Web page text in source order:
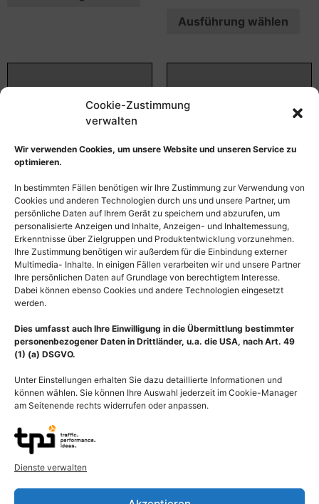
Cookie-Zustimmung
verwalten
Wir verwenden Cookies, um unsere Website und unseren Service zu
optimieren.
In bestimmten Fällen benötigen wir Ihre Zustimmung zur Verwendung von
Cookies und anderen Technologien durch uns und unsere Partner, um
persönliche Daten auf Ihrem Gerät zu speichern und abzurufen, um
personalisierte Anzeigen und Inhalte, Anzeigen- und Inhaltemessung,
Erkenntnisse über Zielgruppen und Produktentwicklung vorzunehmen.
Ihre Zustimmung benötigen wir außerdem für die Einbindung externer
Multimedia- Inhalte. In einigen Fällen verarbeiten wir und unsere Partner
Ihre persönlichen Daten auf Grundlage von berechtigtem Interesse.
Dabei können ebenso Cookies und andere Technologien eingesetzt
werden.
Dies umfasst auch Ihre Einwilligung in die Übermittlung bestimmter
personenbezogener Daten in Drittländer, u.a. die USA, nach Art. 49
(1) (a) DSGVO.
Unter Einstellungen erhalten Sie dazu detaillierte Informationen und
können wählen. Sie können Ihre Auswahl jederzeit im Cookie-Manager
am Seitenende rechts widerrufen oder anpassen.
Dienste verwalten
Ausführung wählen
Medical Art Prothetik in
der Bionik, Handprothese
55,00€–135,00€
Bildnummer: 3481
Ausführung wählen
Prothetik in der Bionik,
Handprothese nach
55,00€–135,00€
Ausführung wählen